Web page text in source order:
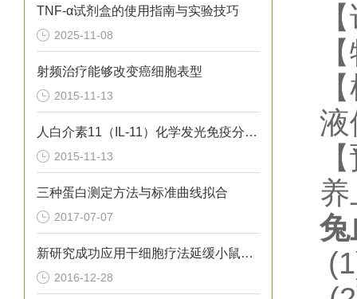
TNF-α试剂盒的使用指南与实验技巧
2025-11-08
射频治疗能够改变癌细胞表型
2015-11-13
人白介素11（IL-11）化学发光免疫分析试剂盒
2015-11-13
三种蛋白测定方法与标准曲线拟合
2017-07-07
新研究成功应用干细胞疗法延缓小鼠亨廷顿氏病进展
2016-12-28
液
兔